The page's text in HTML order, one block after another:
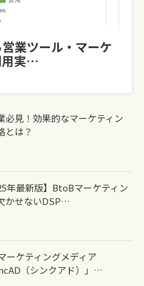
業ツール・マーケ
用実…
必見！効果的なマーケティン
とは？
年最新版】BtoBマーケティン
かせないDSP…
ーケティングメディア
（シンクアド）」…